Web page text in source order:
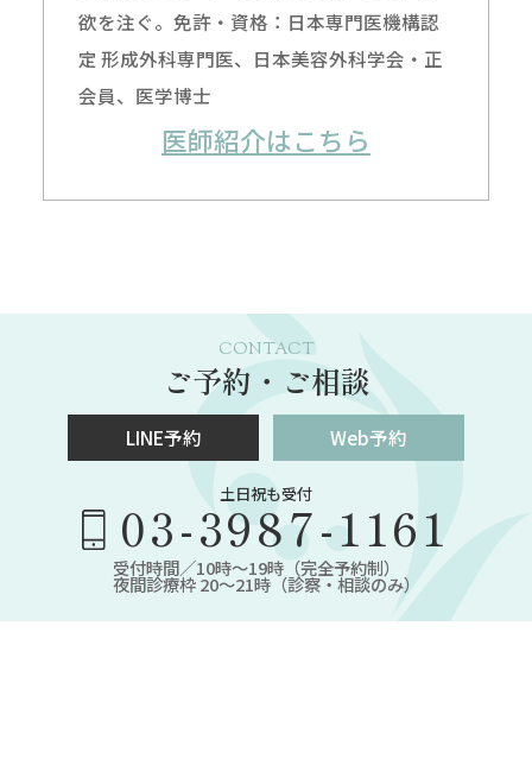
欲を注ぐ。免許・資格：日本専門医機構認
定 形成外科専門医、日本美容外科学会・正
会員、医学博士
医師紹介はこちら
CONTACT
ご予約・ご相談
LINE予約 Web予約
土日祝も受付
03-3987-1161
受付時間／10時～19時（完全予約制）
夜間診療枠 20～21時（診察・相談のみ）